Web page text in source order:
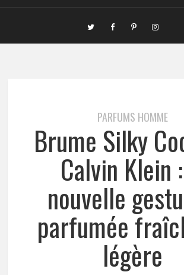
PARFUMS HOMME
Brume Silky
Calvin Klein
nouvelle
parfumée
légère